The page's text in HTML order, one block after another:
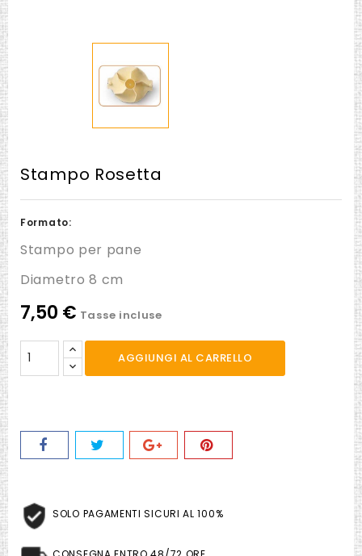
Stampo Rosetta
Formato:
Stampo per pane
Diametro 8 cm
7,50 € Tasse incluse
AGGIUNGI AL CARRELLO
SOLO PAGAMENTI SICURI AL 100%